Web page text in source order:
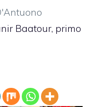
Baatour, primo